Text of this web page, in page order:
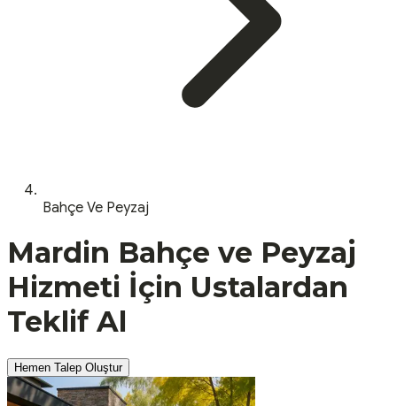
Bahçe Ve Peyzaj
Mardin Bahçe ve Peyzaj
Hizmeti İçin Ustalardan
Teklif Al
Hemen Talep Oluştur